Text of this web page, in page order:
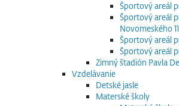
Športový areál
Športový areál
Novomeského 11
Športový areál
Športový areál
Zimný štadión Pavla
Vzdelávanie
Detské jasle
Materské školy